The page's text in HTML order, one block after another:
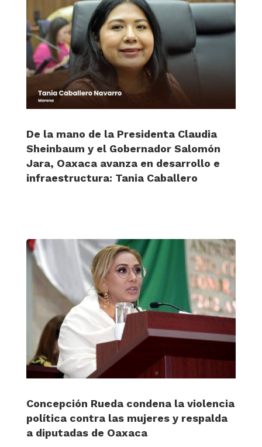
De la mano de la Presidenta Claudia
Sheinbaum y el Gobernador Salomón
Jara, Oaxaca avanza en desarrollo e
infraestructura: Tania Caballero
Concepción Rueda condena la violencia
política contra las mujeres y respalda
a diputadas de Oaxaca